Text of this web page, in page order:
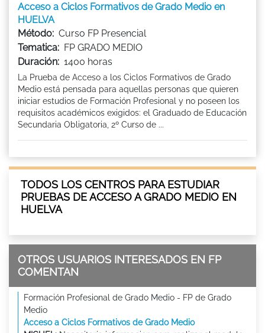
Acceso a Ciclos Formativos de Grado Medio en
HUELVA
Método: Curso FP Presencial
Tematica: FP GRADO MEDIO
Duración: 1400 horas
La Prueba de Acceso a los Ciclos Formativos de Grado
Medio está pensada para aquellas personas que quieren
iniciar estudios de Formación Profesional y no poseen los
requisitos académicos exigidos: el Graduado de Educación
Secundaria Obligatoria, 2º Curso de ...
TODOS LOS CENTROS PARA ESTUDIAR
PRUEBAS DE ACCESO A GRADO MEDIO EN
HUELVA
OTROS USUARIOS INTERESADOS EN FP
COMENTAN
Formación Profesional de Grado Medio - FP de Grado
Medio
Acceso a Ciclos Formativos de Grado Medio